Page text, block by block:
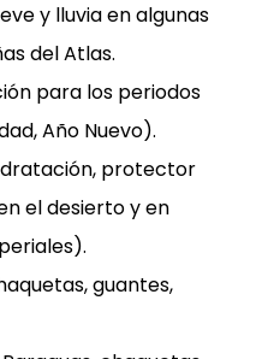
y lluvia en algunas
del Atlas.
para los periodos
Año Nuevo).
protector
el desierto y en
guantes,